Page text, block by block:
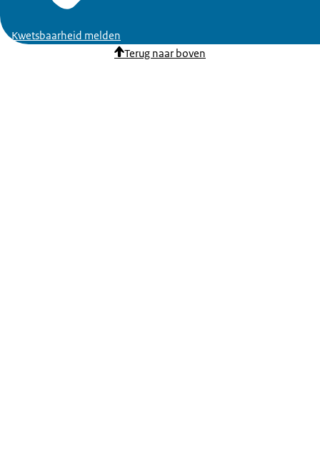
Kwetsbaarheid melden
Terug naar boven